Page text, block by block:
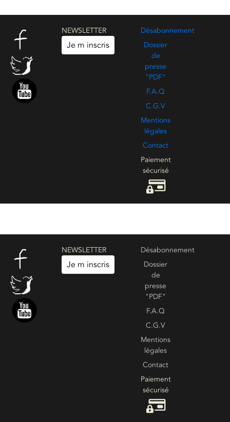
NEWSLETTER
Je m inscris
Désabonnement
Dossier
de
presse
"PDF"
F.A.Q
C.G.V
Mentions
légales
Contact
Paiement
sécurisé
NEWSLETTER
Je m inscris
Désabonnement
Dossier
de
presse
"PDF"
F.A.Q
C.G.V
Mentions
légales
Contact
Paiement
sécurisé